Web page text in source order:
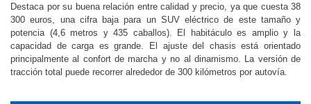
11/06/2026
Destaca por su buena relación entre calidad y precio, ya que cuesta 38
300 euros, una cifra baja para un SUV eléctrico de este tamaño y
potencia (4,6 metros y 435 caballos). El habitáculo es amplio y la
capacidad de carga es grande. El ajuste del chasis está orientado
principalmente al confort de marcha y no al dinamismo. La versión de